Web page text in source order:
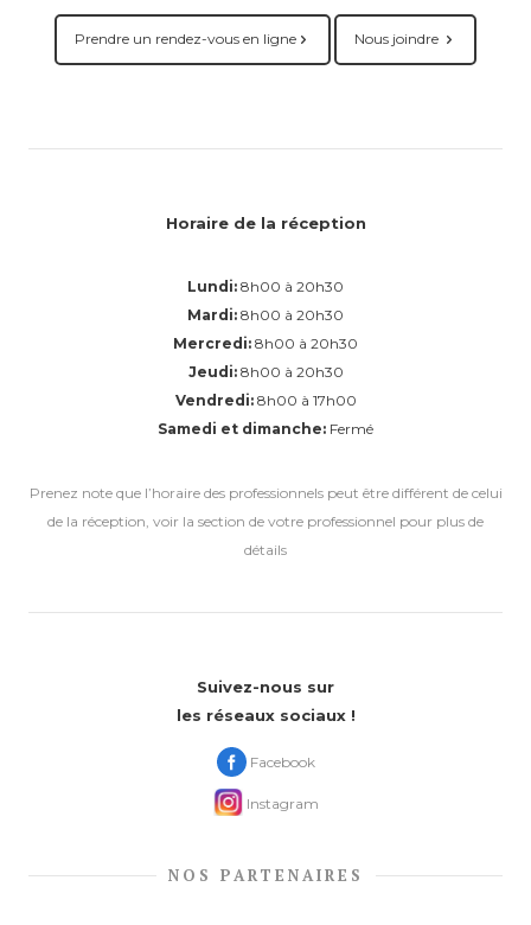
Prendre un rendez-vous en ligne Nous joindre
Horaire de la réception
Lundi: 8h00 à 20h30
Mardi: 8h00 à 20h30
Mercredi: 8h00 à 20h30
Jeudi: 8h00 à 20h30
Vendredi: 8h00 à 17h00
Samedi et dimanche: Fermé
Prenez note que l’horaire des professionnels peut être différent de celui
de la réception, voir la section de votre professionnel pour plus de
détails
Suivez-nous sur
les réseaux sociaux !
Facebook
Instagram
NOS PARTENAIRES